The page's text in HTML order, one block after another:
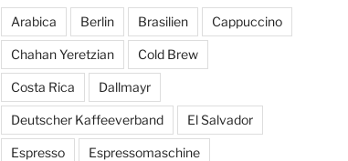
Arabica Berlin Brasilien Cappuccino
Chahan Yeretzian Cold Brew
Costa Rica Dallmayr
Deutscher Kaffeeverband El Salvador
Espresso Espressomaschine